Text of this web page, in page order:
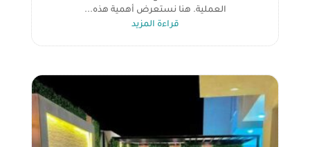
العملية. هنا نستعرض أهمية هذه...
قراءة المزيد